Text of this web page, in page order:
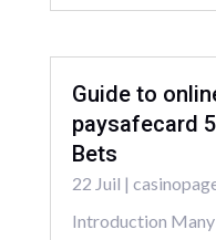
Guide to
paysafecard
Bets
22 Juil |
Introduction